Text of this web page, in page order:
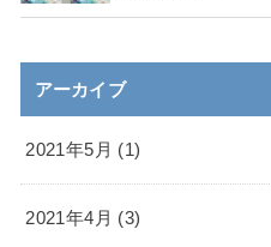
アーカイブ
2021年5月 (1)
2021年4月 (3)